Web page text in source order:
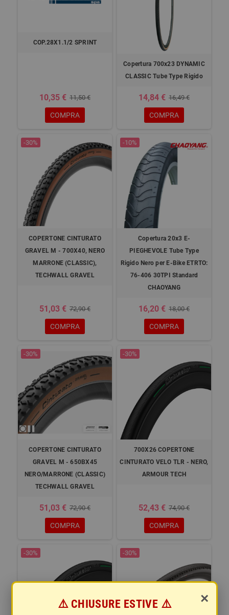
COP.28X1.1/2 SPRINT
10,35 € 11,50 €
COMPRA
Copertura 700x23 DYNAMIC
CLASSIC Tube Type Rigido
14,84 € 16,49 €
COMPRA
-30%
COPERTONE CINTURATO
GRAVEL M - 700X40, NERO
MARRONE (CLASSIC),
TECHWALL GRAVEL
51,03 € 72,90 €
COMPRA
-10%
Copertura 20x3 E-
PIEGHEVOLE Tube Type
Rigido Nero per E-Bike ETRTO:
76-406 30TPI Standard
CHAOYANG
16,20 € 18,00 €
COMPRA
-30%
COPERTONE CINTURATO
GRAVEL M - 650BX45
NERO/MARRONE (CLASSIC)
TECHWALL GRAVEL
51,03 € 72,90 €
COMPRA
-30%
700X26 COPERTONE
CINTURATO VELO TLR - NERO,
ARMOUR TECH
52,43 € 74,90 €
COMPRA
-30% -30%
×
⚠️ CHIUSURE ESTIVE ⚠️